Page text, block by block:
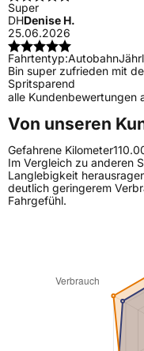
Super
DHDenise H.
25.06.2026
Fahrtentyp:Autobahn
Bin super zufrieden mit
Spritsparend
alle Kundenbewertungen
Von unseren
Gefahrene Kilometer
Im Vergleich zu anderen
Langlebigkeit
deutlich geringerem
Fahrgefühl.